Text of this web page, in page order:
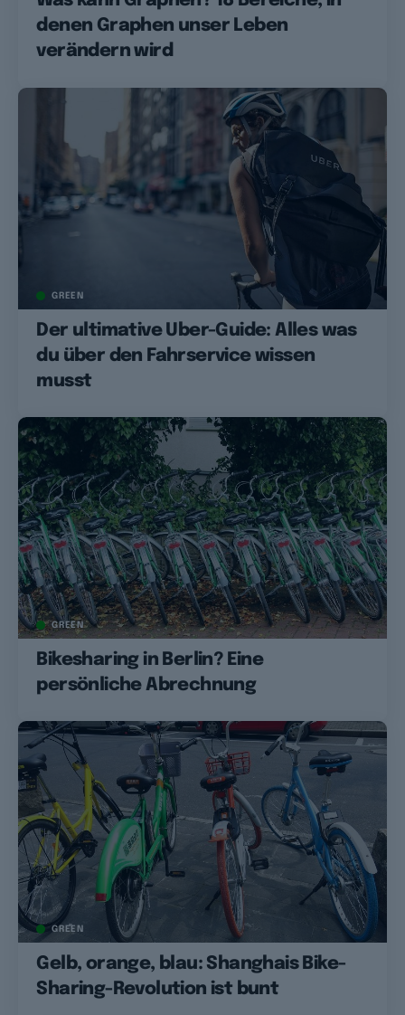
denen Graphen unser Leben
verändern wird
GREEN
Der ultimative Uber-Guide: Alles was
du über den Fahrservice wissen
musst
GREEN
Bikesharing in Berlin? Eine
persönliche Abrechnung
GREEN
Gelb, orange, blau: Shanghais Bike-
Sharing-Revolution ist bunt